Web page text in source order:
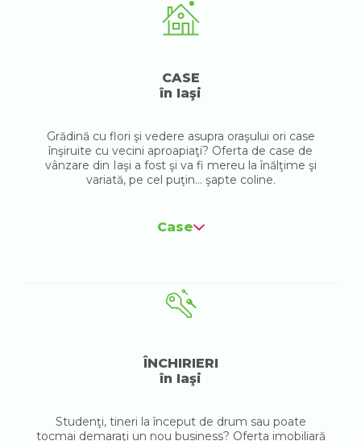
CASE
în Iaşi
Grădină cu flori şi vedere asupra oraşului ori case
înşiruite cu vecini aproapiaţi? Oferta de case de
vânzare din Iaşi a fost şi va fi mereu la înălţime şi
variată, pe cel puţin... şapte coline.
Case
ÎNCHIRIERI
în Iaşi
Studenţi, tineri la început de drum sau poate
tocmai demaraţi un nou business? Oferta imobiliară